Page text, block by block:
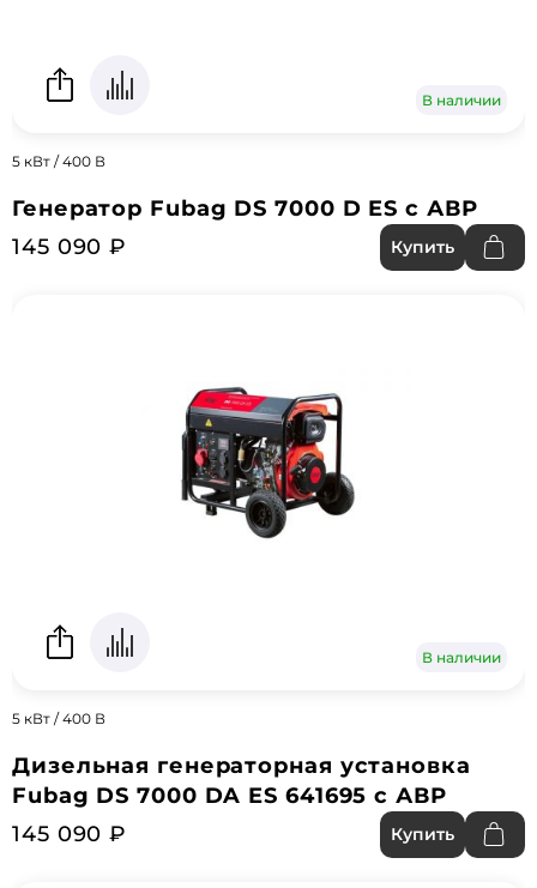
В наличии
5 кВт / 400 В
Генератор Fubag DS 7000 D ES с АВР
145 090 ₽
Купить
В наличии
5 кВт / 400 В
Дизельная генераторная установка
Fubag DS 7000 DA ES 641695 с АВР
145 090 ₽
Купить